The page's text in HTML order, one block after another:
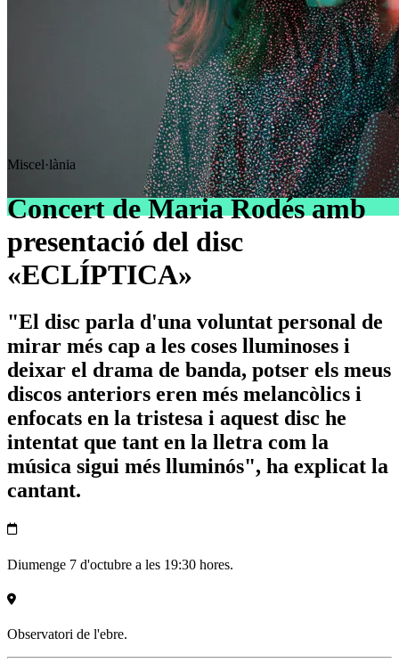
Miscel·lània
Concert de Maria Rodés amb
presentació del disc
«ECLÍPTICA»
"El disc parla d'una voluntat personal de
mirar més cap a les coses lluminoses i
deixar el drama de banda, potser els meus
discos anteriors eren més melancòlics i
enfocats en la tristesa i aquest disc he
intentat que tant en la lletra com la
música sigui més lluminós", ha explicat la
cantant.
Diumenge 7 d'octubre a les 19:30 hores.
Observatori de l'ebre.